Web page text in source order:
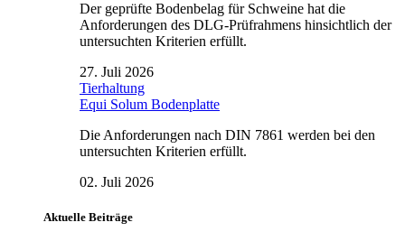
Der geprüfte Bodenbelag für Schweine hat die
Anforderungen des DLG-Prüfrahmens hinsichtlich der
untersuchten Kriterien erfüllt.
27. Juli 2026
Tierhaltung
Equi Solum Bodenplatte
Die Anforderungen nach DIN 7861 werden bei den
untersuchten Kriterien erfüllt.
02. Juli 2026
Aktuelle Beiträge